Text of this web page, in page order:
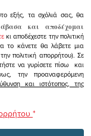
εξής, τα σχόλιά σας, θα
και αποδέχομαι
κι αποδέχεστε την πολιτική
το κάνετε θα λάβετε μια
πολιτική απορρήτου). Σε
να γυρίσετε πίσω και
την προαναφερόμενη
και ιστότοπος, της
*